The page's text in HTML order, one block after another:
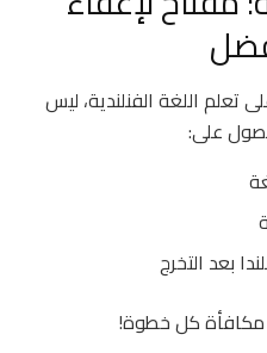
تعلم اللغة الفنلندية، ليس
على:
بعد التخرج
مكافأة كل خطوة!